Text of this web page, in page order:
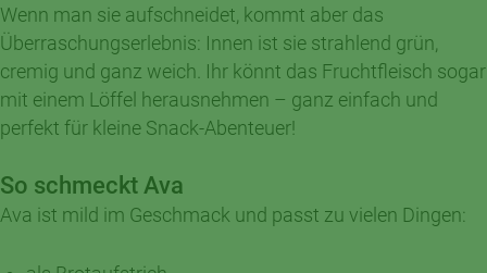
Wenn man sie aufschneidet, kommt aber das
Überraschungserlebnis: Innen ist sie strahlend grün,
cremig und ganz weich. Ihr könnt das Fruchtfleisch sogar
mit einem Löffel herausnehmen – ganz einfach und
perfekt für kleine Snack-Abenteuer!
So schmeckt Ava
Ava ist mild im Geschmack und passt zu vielen Dingen: